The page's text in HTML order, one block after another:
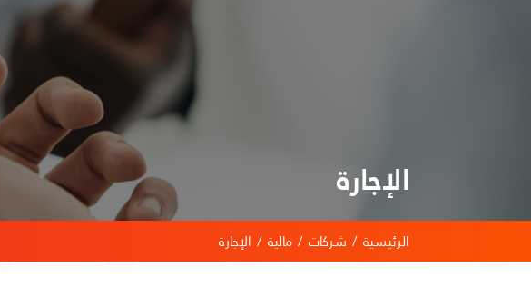
الإجارة
الرئيسية / شركات / مالية / الإجارة